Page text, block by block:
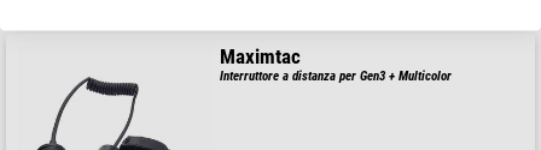
Maximtac
Interruttore a distanza per Gen3 + Multicolor